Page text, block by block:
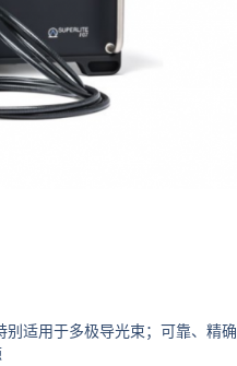
适用于多极导光束；可靠、精确